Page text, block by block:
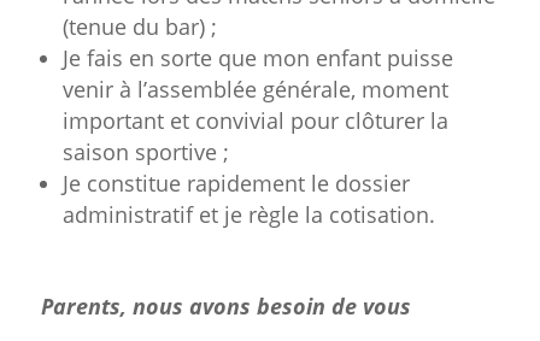
(tenue du bar) ;
Je fais en sorte que mon enfant puisse
venir à l’assemblée générale, moment
important et convivial pour clôturer la
saison sportive ;
Je constitue rapidement le dossier
administratif et je règle la cotisation.
Parents, nous avons besoin de vous